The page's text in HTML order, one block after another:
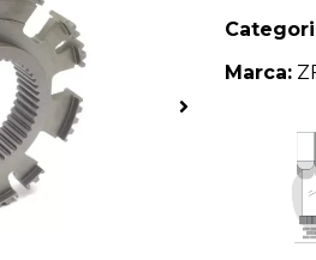
Marca: